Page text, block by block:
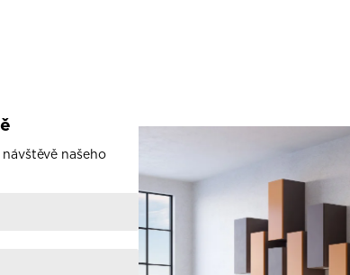
našeho